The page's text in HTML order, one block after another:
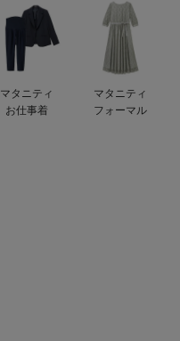
マタニティ
お仕事着
マタニティ
フォーマル